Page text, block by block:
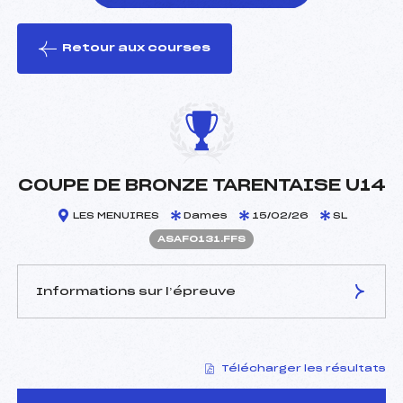
le ski
Retour aux courses
COUPE DE BRONZE TARENTAISE U14
LES MENUIRES Dames 15/02/26 SL
ASAF0131.FFS
Informations sur l’épreuve
ABLONDI AURELIE (SA)
Arbitre :
AUFRERE ANNE-FLORE
Télécharger les résultats